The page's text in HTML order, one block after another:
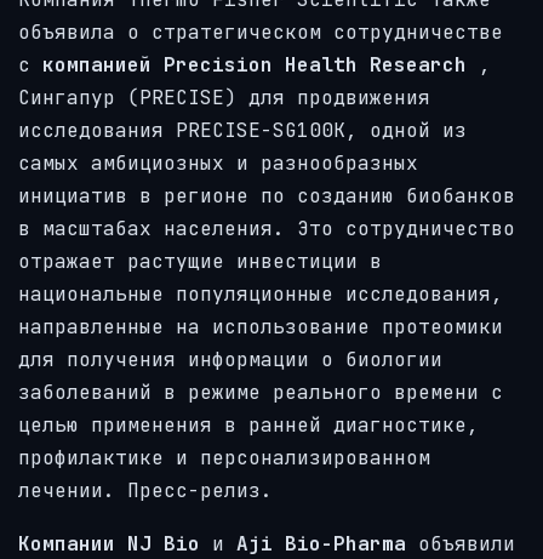
объявила о стратегическом сотрудничестве
с компанией Precision Health Research ,
Сингапур (PRECISE) для продвижения
исследования PRECISE-SG100K, одной из
самых амбициозных и разнообразных
инициатив в регионе по созданию биобанков
в масштабах населения. Это сотрудничество
отражает растущие инвестиции в
национальные популяционные исследования,
направленные на использование протеомики
для получения информации о биологии
заболеваний в режиме реального времени с
целью применения в ранней диагностике,
профилактике и персонализированном
лечении. Пресс-релиз.
Компании NJ Bio и Aji Bio-Pharma объявили